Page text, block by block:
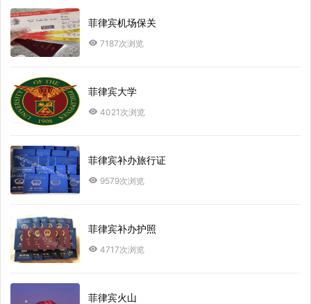
菲律宾机场保关
7187次浏览
菲律宾大学
4021次浏览
菲律宾补办旅行证
9579次浏览
菲律宾补办护照
4717次浏览
菲律宾火山